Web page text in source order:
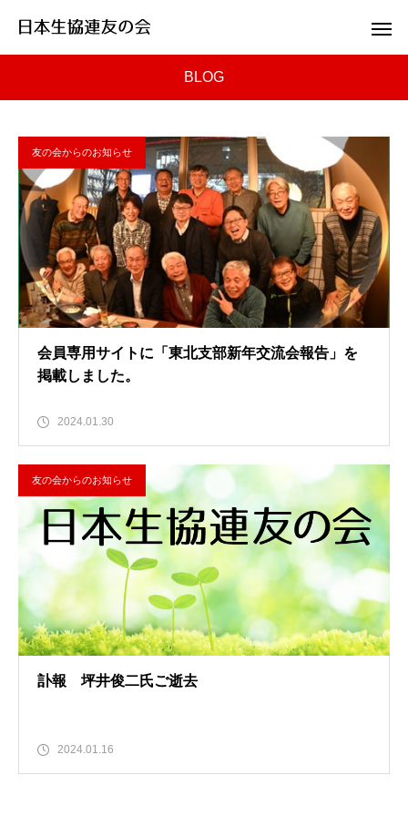
BLOG
友の会からのお知らせ
会員専用サイトに「東北支部新年交流会報告」を
掲載しました。
2024.01.30
友の会からのお知らせ
訃報 坪井俊二氏ご逝去
2024.01.16